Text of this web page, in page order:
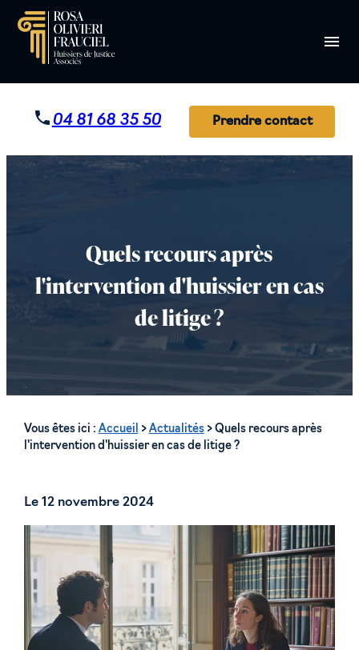
menu
04 81 68 35 50 Prendre contact
Quels recours après
l'intervention d'huissier en cas
de litige ?
Vous êtes ici : Accueil > Actualités> Quels recours après
l'intervention d'huissier en cas de litige ?
Le 12 novembre 2024
Panneau de gestion des cookies